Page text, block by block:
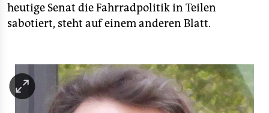
heutige Senat die Fahrradpolitik in Teilen
sabotiert, steht auf einem anderen Blatt.